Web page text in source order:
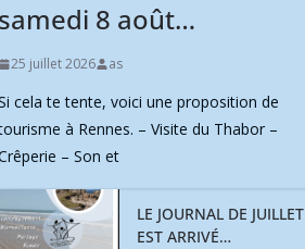
samedi 8 août…
25 juillet 2026 as
cela te tente, voici une proposition de
à Rennes. – Visite du Thabor –
– Son et
LE JOURNAL DE JUILLET
EST ARRIVÉ…